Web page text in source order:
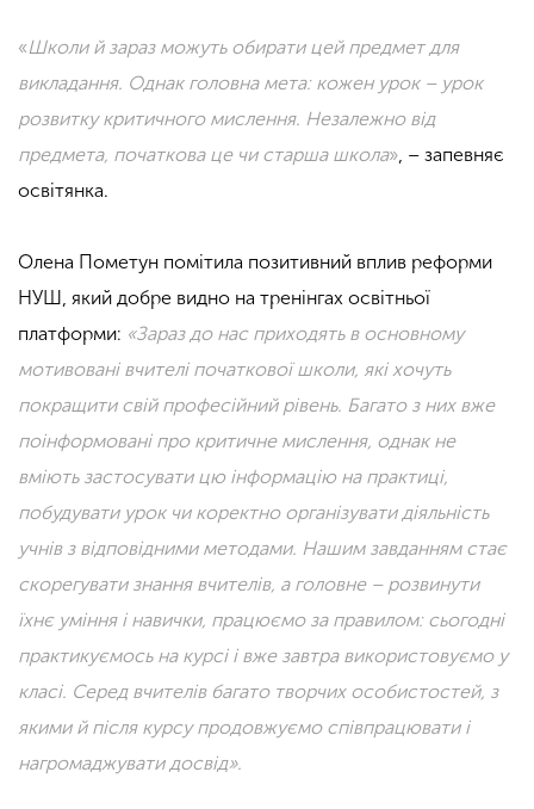
«Школи й зараз можуть обирати цей предмет для
викладання. Однак головна мета: кожен урок – урок
розвитку критичного мислення. Незалежно від
предмета, початкова це чи старша школа» , – запевняє
освітянка.
Олена Пометун помітила позитивний вплив реформи
НУШ, який добре видно на тренінгах освітньої
платформи: «Зараз до нас приходять в основному
мотивовані вчителі початкової школи, які хочуть
покращити свій професійний рівень. Багато з них вже
поінформовані про критичне мислення, однак не
вміють застосувати цю інформацію на практиці,
побудувати урок чи коректно організувати діяльність
учнів з відповідними методами. Нашим завданням стає
скорегувати знання вчителів, а головне – розвинути
їхнє уміння і навички, працюємо за правилом: сьогодні
практикуємось на курсі і вже завтра використовуємо у
класі. Серед вчителів багато творчих особистостей, з
якими й після курсу продовжуємо співпрацювати і
нагромаджувати досвід».